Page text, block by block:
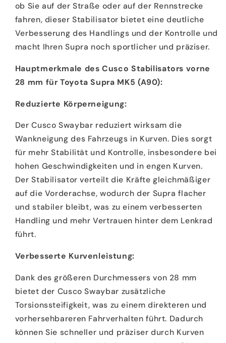
ob Sie auf der Straße oder auf der Rennstrecke
fahren, dieser Stabilisator bietet eine deutliche
Verbesserung des Handlings und der Kontrolle und
macht Ihren Supra noch sportlicher und präziser.
Hauptmerkmale des Cusco Stabilisators vorne
28 mm für Toyota Supra MK5 (A90):
Reduzierte Körperneigung:
Der Cusco Swaybar reduziert wirksam die
Wankneigung des Fahrzeugs in Kurven. Dies sorgt
für mehr Stabilität und Kontrolle, insbesondere bei
hohen Geschwindigkeiten und in engen Kurven.
Der Stabilisator verteilt die Kräfte gleichmäßiger
auf die Vorderachse, wodurch der Supra flacher
und stabiler bleibt, was zu einem verbesserten
Handling und mehr Vertrauen hinter dem Lenkrad
führt.
Verbesserte Kurvenleistung:
Dank des größeren Durchmessers von 28 mm
bietet der Cusco Swaybar zusätzliche
Torsionssteifigkeit, was zu einem direkteren und
vorhersehbareren Fahrverhalten führt. Dadurch
können Sie schneller und präziser durch Kurven